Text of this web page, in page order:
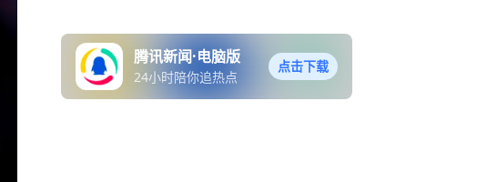
腾讯新闻·电脑版
24小时陪你追热点
点击下载